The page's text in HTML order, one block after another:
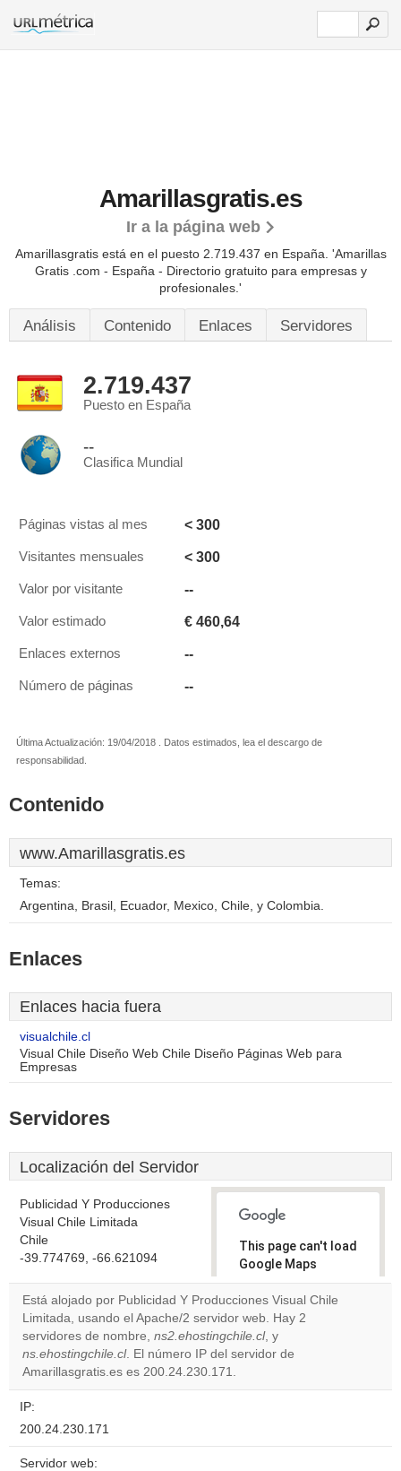
Amarillasgratis.es
Ir a la página web
Amarillasgratis está en el puesto 2.719.437 en España. 'Amarillas
Gratis .com - España - Directorio gratuito para empresas y
profesionales.'
Análisis Contenido Enlaces Servidores
2.719.437
Puesto en España
--
Clasifica Mundial
Páginas vistas al mes < 300
Visitantes mensuales < 300
Valor por visitante --
Valor estimado € 460,64
Enlaces externos --
Número de páginas --
Última Actualización: 19/04/2018 . Datos estimados, lea el descargo de
responsabilidad.
Contenido
www.Amarillasgratis.es
Temas:
Argentina, Brasil, Ecuador, Mexico, Chile, y Colombia.
Enlaces
Enlaces hacia fuera
visualchile.cl
Visual Chile Diseño Web Chile Diseño Páginas Web para
Empresas
Servidores
Localización del Servidor
Publicidad Y Producciones
Visual Chile Limitada
Chile
-39.774769, -66.621094
This page can't load
Google Maps
correctly.
Do you
own this
website?
Está alojado por Publicidad Y Producciones Visual Chile
Limitada, usando el Apache/2 servidor web. Hay 2
servidores de nombre, ns2.ehostingchile.cl, y
ns.ehostingchile.cl. El número IP del servidor de
Amarillasgratis.es es 200.24.230.171.
IP:
200.24.230.171
Servidor web: